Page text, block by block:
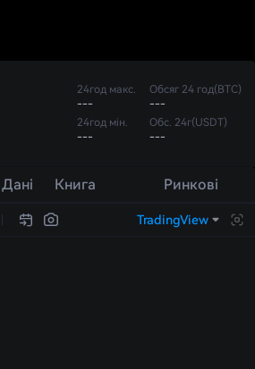
24год макс.
---
24год мін.
---
Обсяг 24 год(BTC)
---
Обс. 24г(USDT)
---
Дані Книга
замовлень
Ринкові
торги
TradingView